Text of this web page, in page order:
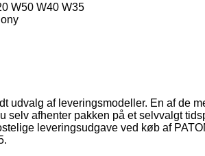
W50 W40 W35
udvalg af leveringsmodeller. En af de
selv afhenter pakken på et selvvalgt
leveringsudgave ved køb af